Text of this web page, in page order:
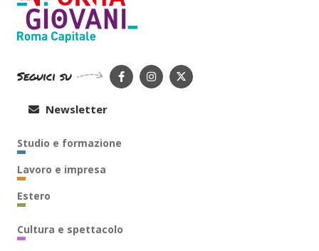
Seguici su
Newsletter
Studio e formazione
Lavoro e impresa
Estero
Cultura e spettacolo